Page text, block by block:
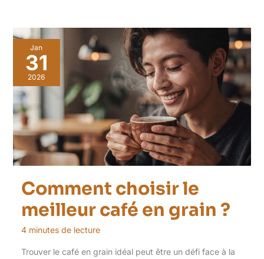
Jan
31
2026
Comment choisir le
meilleur café en grain ?
4 minutes de lecture
Trouver le café en grain idéal peut être un défi face à la